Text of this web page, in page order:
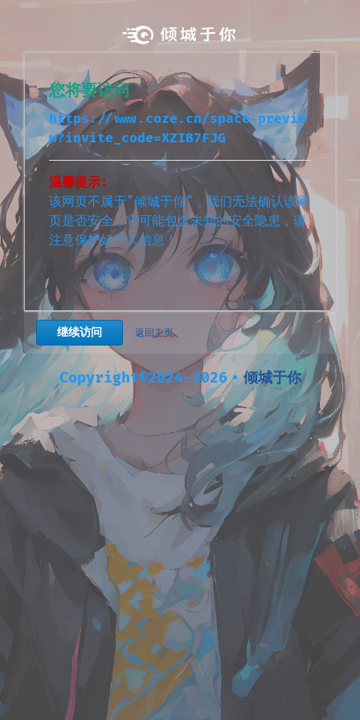
您将要访问
https://www.coze.cn/space-previe
w?invite_code=XZIB7FJG
温馨提示:
该网页不属于"倾城于你"，我们无法确认该网
页是否安全，它可能包含未知的安全隐患，请
注意保护好个人信息！
继续访问 返回主页
Copyright©2024-2026•倾城于你